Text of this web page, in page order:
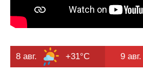
+31°C 9 авг.